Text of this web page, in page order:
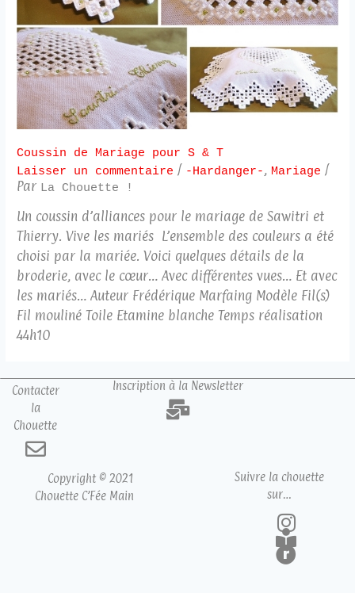
Coussin de Mariage pour S & T
Laisser un commentaire / -Hardanger-, Mariage /
Par La Chouette !
Un coussin d’alliances pour le mariage de Sawitri et
Thierry. Vive les mariés L’ensemble des couleurs a été
choisi par la mariée. Voici quelques détails de la
broderie, avec le cœur… Avec différentes vues… Et avec
les mariés… Auteur Frédérique Marfaing Modèle Fil(s)
Fil mouliné Toile Etamine blanche Temps réalisation
44h10
Contacter
la
Chouette
Inscription à la Newsletter
Copyright © 2021
Chouette C’Fée Main
Suivre la chouette
sur…